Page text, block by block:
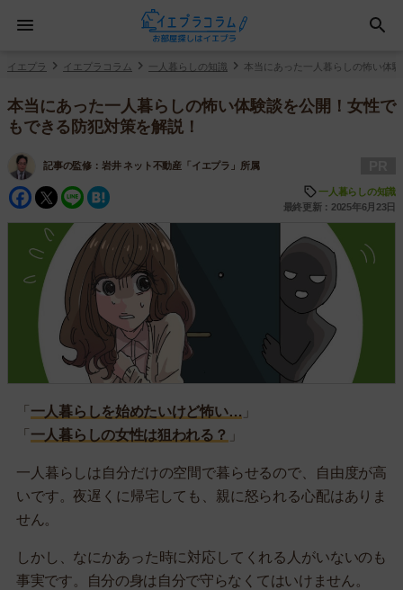
イエプラ イエプラコラム 一人暮らしの知識 本当にあった一人暮らしの怖い体
本当にあった一人暮らしの怖い体験談を公開！女性で
もできる防犯対策を解説！
記事の監修： 岩井 ネット不動産「イエプラ」所属
Facebook
Twitter
Line
一人暮らしの知識
最終更新：2025年6月23日
「 一人暮らしを始めたいけど怖い… 」
「 一人暮らしの女性は狙われる？ 」
一人暮らしは自分だけの空間で暮らせるので、自由度が高
いです。夜遅くに帰宅しても、親に怒られる心配はありま
せん。
しかし、なにかあった時に対応してくれる人がいないのも
事実です。自分の身は自分で守らなくてはいけません。